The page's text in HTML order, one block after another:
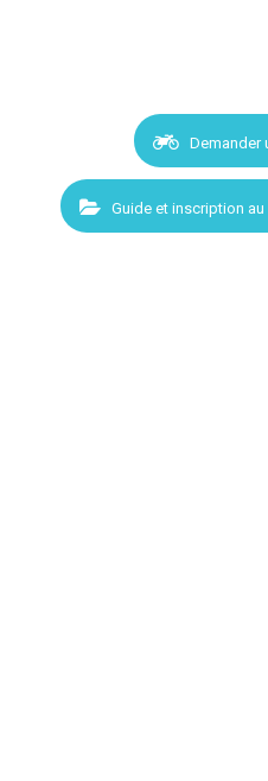
Demander
Guide et inscription